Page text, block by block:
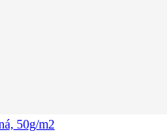
50g/m2